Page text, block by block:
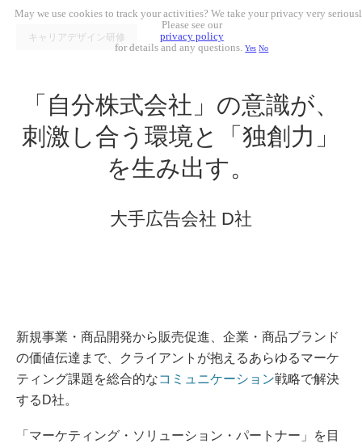
キャリアデザイン研修
「自分株式会社」の意識が、
刺激し合う環境と「独創力」
を生み出す。
大手広告会社 D社
新規事業・商品開発から販売促進、企業・商品ブランド
の価値伝達まで、クライアントが抱えるあらゆるマーケ
ティング課題を総合的なコミュニケーション戦略で解決
するD社。
「マーケティング・ソリューション・パートナー」を目
May we use cookies to track your activities? We take your privacy very
Please see our
privacy policy
for details and any questions.Yes No